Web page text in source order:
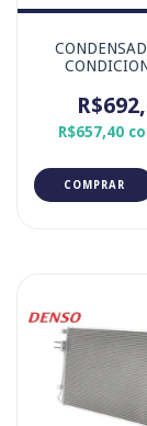
R$657,40